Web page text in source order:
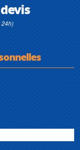
24h)